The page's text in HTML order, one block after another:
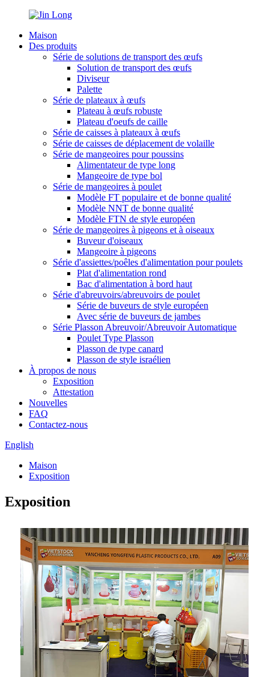
Maison
Des produits
Série de solutions de transport des œufs
Solution de transport des œufs
Diviseur
Palette
Série de plateaux à œufs
Plateau à œufs robuste
Plateau d'oeufs de caille
Série de caisses à plateaux à œufs
Série de caisses de déplacement de volaille
Série de mangeoires pour poussins
Alimentateur de type long
Mangeoire de type bol
Série de mangeoires à poulet
Modèle FT populaire et de bonne qualité
Modèle NNT de bonne qualité
Modèle FTN de style européen
Série de mangeoires à pigeons et à oiseaux
Buveur d'oiseaux
Mangeoire à pigeons
Série d'assiettes/poêles d'alimentation pour poulets
Plat d'alimentation rond
Bac d'alimentation à bord haut
Série d'abreuvoirs/abreuvoirs de poulet
Série de buveurs de style européen
Avec série de buveurs de jambes
Série Plasson Abreuvoir/Abreuvoir Automatique
Poulet Type Plasson
Plasson de type canard
Plasson de style israélien
À propos de nous
Exposition
Attestation
Nouvelles
FAQ
Contactez-nous
English
Maison
Exposition
Exposition